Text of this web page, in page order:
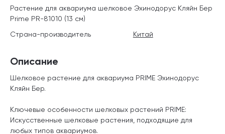
Описание
Шелковое растение для аквариума PRIME Эхинодорус
Кляйн Бер.
Ключевые особенности шелковых растений PRIME:
Искусственные шелковые растения, подходящие для
любых типов аквариумов.
Растение для аквариума шелковое Эхинодорус Кляйн Бер
Prime PR-81010 (13 см)
Страна-производитель
Китай